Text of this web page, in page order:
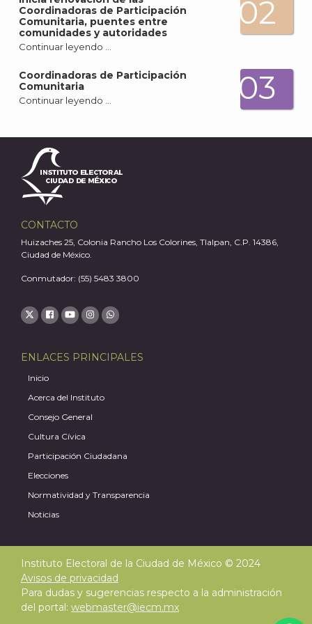
Coordinadoras de Participación
Comunitaria, puentes entre
comunidades y autoridades
Continuar leyendo …
02
Coordinadoras de Participación
Comunitaria
Continuar leyendo … 03
CONTACTO
Huizaches 25, Colonia Rancho Los Colorines, Tlalpan, C.P. 14386,
Ciudad de México.
Conmutador: (55) 5483 3800
ENLACES PRINCIPALES
Inicio
Acerca del Instituto
Consejo General
Cultura Cívica
Participación Ciudadana
Elecciones
Normatividad y Transparencia
Noticias
Instituto Electoral de la Ciudad de México © 2024
Avisos de privacidad
Para dudas y sugerencias respecto a la administración
del portal: webmaster@iecm.mx